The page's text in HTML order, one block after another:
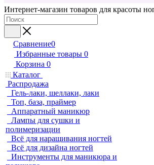
Интернет-магазин товаров для красоты
Сравнение0
Избранные товары 0
Корзина 0
Каталог
Распродажа
Гель-лаки, шеллаки, лаки
Топ, база, праймер
Аппаратный маникюр
Лампы для сушки и
полимеризации
Всё для наращивания ногтей
Всё для дизайна ногтей
Инструменты для маникюра и